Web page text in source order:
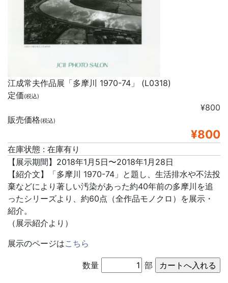
江成常夫作品展「多摩川 1970-74」 (L0318)
定価(税込)
¥800
販売価格(税込)
¥800
在庫状態 : 在庫有り
【展示期間】2018年1月5日〜2018年1月28日
【紹介文】「多摩川 1970-74」と題し、生活排水や不法投
棄などにより著しい汚染があった約40年前の多摩川を追
ったシリーズより、約60点（全作品モノクロ）を展示・
紹介。
（展示紹介より）
展示のページはこちら
数量 部